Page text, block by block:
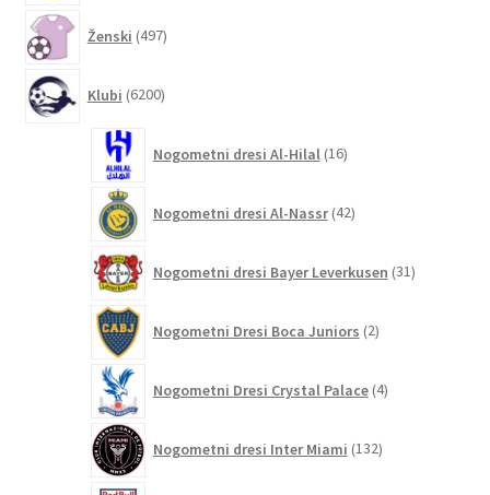
Ženski 497izdelkov
Klubi 6200izdelkov
Nogometni dresi Al-Hilal 16izdelkov
Nogometni dresi Al-Nassr 42izdelkov
Nogometni dresi Bayer Leverkusen 31izdelkov
Nogometni Dresi Boca Juniors 2izdelka
Nogometni Dresi Crystal Palace 4izdelki
Nogometni dresi Inter Miami 132izdelkov